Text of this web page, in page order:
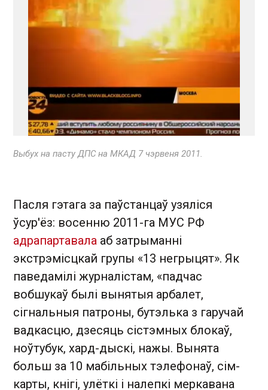
Выбух на пасту ДПС на МКАД 7 чэрвеня 2011.
Пасля гэтага за паўстанцаў узяліся
ўсур'ёз: восенню 2011-га МУС РФ
адрапартавала аб затрыманні
экстрэмісцкай групы «13 негрыцят». Як
паведамілі журналістам, «падчас
вобшукаў былі вынятыя арбалет,
сігнальныя патроны, бутэлька з гаручай
вадкасцю, дзесяць сістэмных блокаў,
ноўтубук, хард-дыскі, нажы. Вынята
больш за 10 мабільных тэлефонаў, сім-
карты, кнігі, улёткі і налепкі меркавана